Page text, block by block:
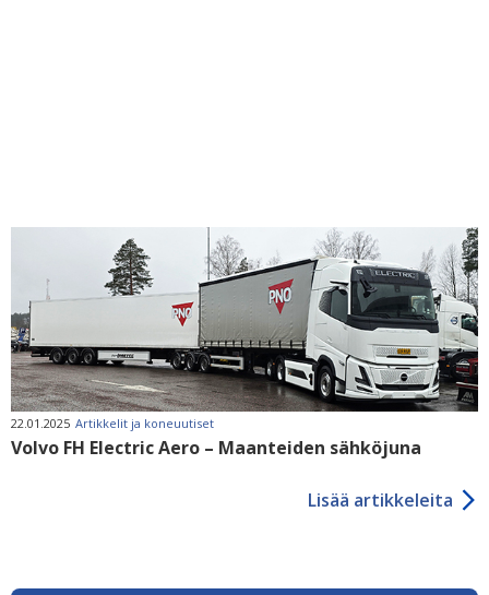
22.01.2025 Artikkelit ja koneuutiset
Volvo FH Electric Aero – Maanteiden sähköjuna
Lisää artikkeleita